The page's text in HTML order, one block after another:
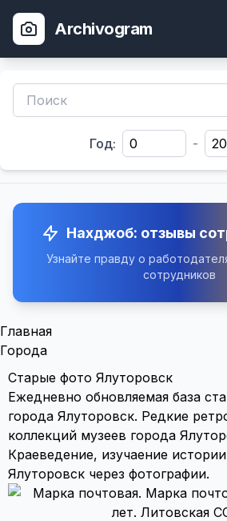
Archivogram
Год: -
Нахджоб: отзывы
Узнайте правду о
сотрудников
Главная
Города
Старые фото Ялуторовск
Ежедневно обновляемая база
города Ялуторовск. Редкие
коллекций музеев города
Краеведение, изучаение
Ялуторовск через фотографии.